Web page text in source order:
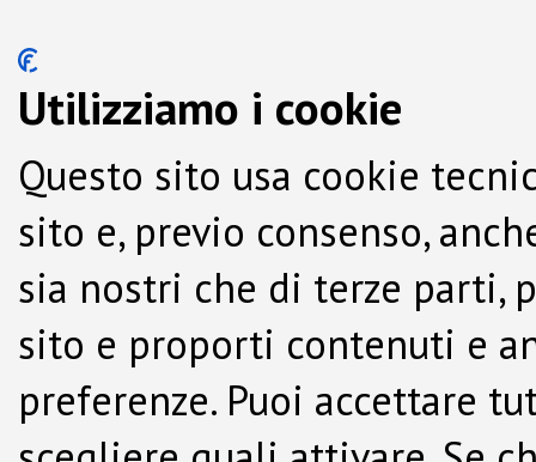
Utilizziamo i cookie
Questo sito usa cookie
sito e, previo consenso,
sia nostri che di terze parti,
sito e proporti contenuti e
preferenze. Puoi accettare